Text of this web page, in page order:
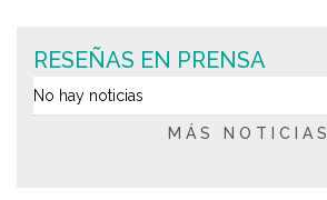
RESEÑAS EN PRENSA
No hay noticias
MÁS NOTICIAS